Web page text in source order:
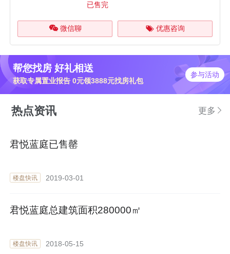
已售完
微信聊 优惠咨询
帮您找房 好礼相送
获取专属置业报告 0元领3888元找房礼包
参与活动
热点资讯 更多
君悦蓝庭已售罄
楼盘快讯 2019-03-01
君悦蓝庭总建筑面积280000㎡
楼盘快讯 2018-05-15